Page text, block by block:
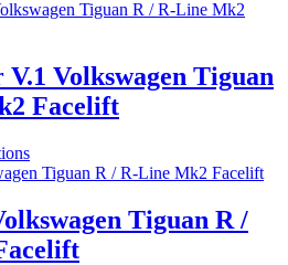
Volkswagen Tiguan
Facelift
Tiguan R /